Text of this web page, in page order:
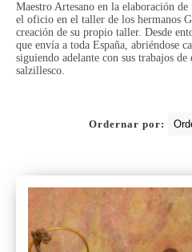
Maestro Artesano en la elaboración
el oficio en el taller de los hermanos
creación de su propio taller. Desde
que envía a toda España, abriéndose
siguiendo adelante con sus trabajos
salzillesco.
Ordernar por: